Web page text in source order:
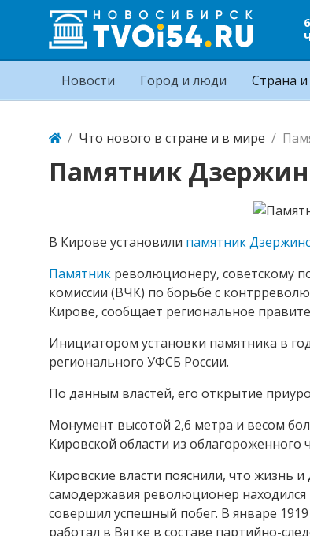
Новости Город и люди Страна
Что нового в стране и в мире
Памятник
В Кирове установили памятник
Памятник революционеру, советскому
комиссии (ВЧК) по борьбе с
Кирове, сообщает региональное
Инициатором установки памятника в
регионального УФСБ России.
По данным властей, его открытие
Монумент высотой 2,6 метра и весом
Кировской области из
Кировские власти пояснили, что жизнь
самодержавия революционер находился
совершил успешный побег. В январе
работал в Вятке в составе партийно-